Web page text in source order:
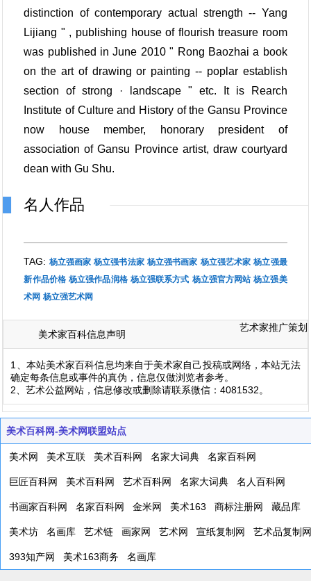
distinction of contemporary actual strength -- Yang
Lijiang " , publishing house of flourish treasure room
was published in June 2010 " Rong Baozhai a book
on the art of drawing or painting -- poplar establish
section of strong · landscape " etc. It is Rearch
Institute of Culture and History of the Gansu Province
now house member, honorary president of
association of Gansu Province artist, draw courtyard
dean with Gu Shu.
名人作品
TAG: 杨立强画家 杨立强书法家 杨立强书画家 杨立强艺术家 杨立强最
新作品价格 杨立强作品润格 杨立强联系方式 杨立强官方网站 杨立强美
术网 杨立强艺术网
美术家百科信息声明
艺术家推广策划
1、本站美术家百科信息均来自于美术家自己投稿或网络，本站无法
确定每条信息或事件的真伪，信息仅做浏览者参考。
2、艺术公益网站，信息修改或删除请联系微信：4081532。
美术百科网-美术网联盟站点
美术网 美术互联 美术百科网 名家大词典 名家百科网
巨匠百科网 美术百科网 艺术百科网 名家大词典 名人百科网
书画家百科网 名家百科网 金米网 美术163 商标注册网 藏品库
美术坊 名画库 艺术链 画家网 艺术网 宣纸复制网 艺术品复制网
393知产网 美术163商务 名画库